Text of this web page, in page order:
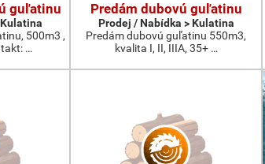
guľatinu
500m3 ,
…
Predám dubovú guľatinu
Prodej / Nabídka > Kulatina
Predám dubovú guľatinu 550m3,
kvalita I, II, IIIA, 35+ …